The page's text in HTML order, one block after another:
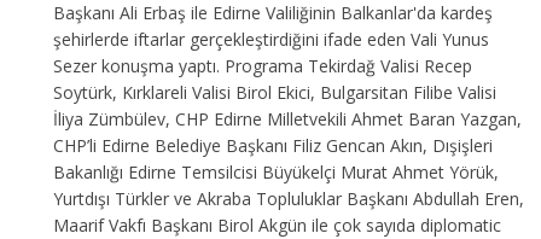
Başkanı Ali Erbaş ile Edirne Valiliğinin Balkanlar'da kardeş
şehirlerde iftarlar gerçekleştirdiğini ifade eden Vali Yunus
Sezer konuşma yaptı. Programa Tekirdağ Valisi Recep
Soytürk, Kırklareli Valisi Birol Ekici, Bulgarsitan Filibe Valisi
İliya Zümbülev, CHP Edirne Milletvekili Ahmet Baran Yazgan,
CHP’li Edirne Belediye Başkanı Filiz Gencan Akın, Dışişleri
Bakanlığı Edirne Temsilcisi Büyükelçi Murat Ahmet Yörük,
Yurtdışı Türkler ve Akraba Topluluklar Başkanı Abdullah Eren,
Maarif Vakfı Başkanı Birol Akgün ile çok sayıda diplomatic